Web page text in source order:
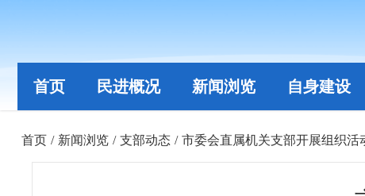
首页 民进概况 新闻浏览 自身建设
首页 / 新闻浏览 / 支部动态 / 市委会直属机关支部开展组织活